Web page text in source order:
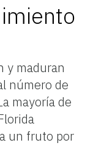
y maduran
número de
mayoría de
un fruto por